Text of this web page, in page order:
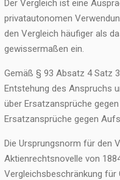
Der Vergleich ist eine
privatautonomen
den Vergleich häufiger als
gewissermaßen ein.
Gemäß § 93 Absatz 4 Satz
Entstehung des Anspruchs
über Ersatzansprüche
Ersatzansprüche gegen
Die Ursprungsnorm für den
Aktienrechtsnovelle von
Vergleichsbeschränkung für